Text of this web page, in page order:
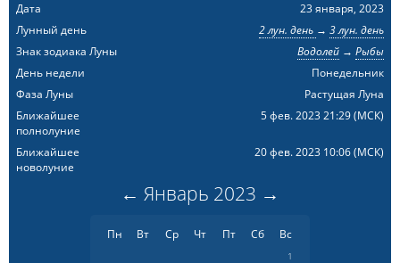
Дата
23 января, 2023
Лунный день
2 лун. день → 3 лун. день
Знак зодиака Луны
Водолей→ Рыбы
День недели
Понедельник
Фаза Луны
Растущая Луна
Ближайшее
полнолуние
5 фев. 2023 21:29(МСК)
Ближайшее
новолуние
20 фев. 2023 10:06(МСК)
← Январь 2023 →
Пн Вт Ср Чт Пт Сб Вс
1